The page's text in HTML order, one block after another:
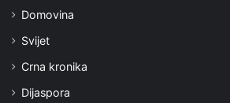
Domovina
Svijet
Crna kronika
Dijaspora